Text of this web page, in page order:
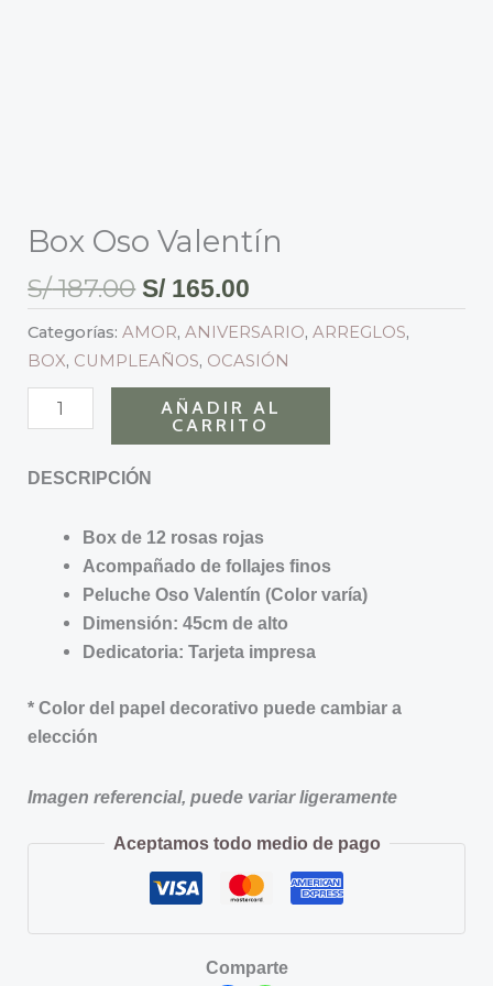
Box Oso Valentín
S/187.00 S/ 165.00
Categorías:AMOR,ANIVERSARIO,ARREGLOS,
BOX, CUMPLEAÑOS, OCASIÓN
AÑADIR AL
CARRITO
DESCRIPCIÓN
Box de 12 rosas rojas
Acompañado de follajes finos
Peluche Oso Valentín (Color varía)
Dimensión: 45cm de alto
Dedicatoria: Tarjeta impresa
* Color del papel decorativo puede cambiar a
elección
Imagen referencial, puede variar ligeramente
Aceptamos todo medio de pago
Comparte